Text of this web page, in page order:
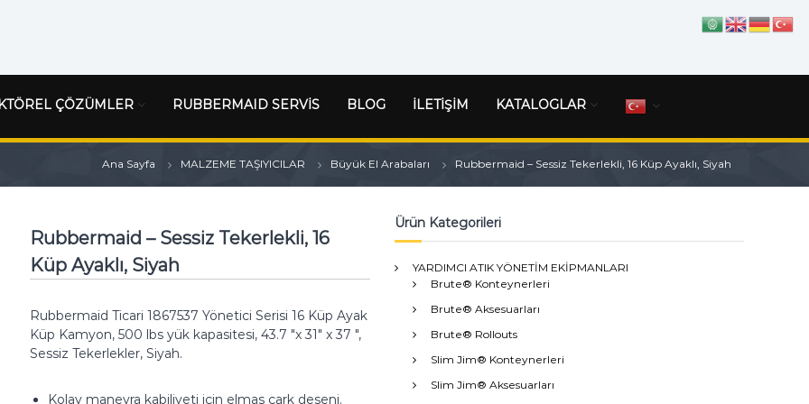
ÇÖZÜMLER RUBBERMAID SERVİS BLOG İLETİŞİM KATALOGLAR
Ana Sayfa MALZEME TAŞIYICILAR Büyük El Arabaları Rubbermaid – Sessiz Tekerlekli, 16 Küp Ayaklı, Siyah
Rubbermaid – Sessiz Tekerlekli, 16
Küp Ayaklı, Siyah
Rubbermaid Ticari 1867537 Yönetici Serisi 16 Küp Ayak
Küp Kamyon, 500 lbs yük kapasitesi, 43.7 "x 31" x 37 ",
Sessiz Tekerlekler, Siyah.
Kolay manevra kabiliyeti için elmas çark deseni.
Ürün Kategorileri
YARDIMCI ATIK YÖNETİM EKİPMANLARI
Brute® Konteynerleri
Brute® Aksesuarları
Brute® Rollouts
Slim Jim® Konteynerleri
Slim Jim® Aksesuarları